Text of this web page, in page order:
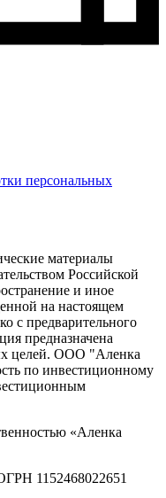
персональных
материалы
Российской
и иное
на настоящем
с предварительного
предназначена
целей. ООО "Аленка
по инвестиционному
«Аленка
1152468022651